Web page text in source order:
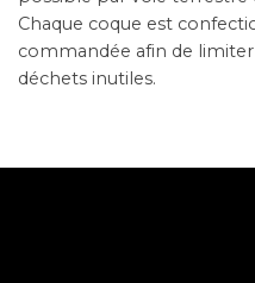
Chaque coque est
commandée afin de
déchets inutiles.